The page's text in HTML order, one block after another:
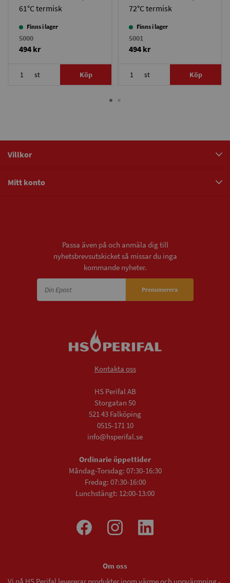
61°C termisk
Termovar
Finns i lager
5000
494 kr
st Köp
72°C termisk
Termovar
Finns i lager
5001
494 kr
st Köp
Villkor
Mitt konto
Passa även på och anmäla dig till
nyhetsbrevsutskicket så missar du inga
kommande nyheter.
Prenumerera
Kontakta oss
HS Perifal AB
Storgatan 50
521 43 Falköping
0515-171 10
info@hsperifal.se
Ordinarie öppettider
Måndag-Torsdag: 07:30-16:30
Fredag: 07:30-16:00
Lunchstängt: 12:00-13:00
Om oss